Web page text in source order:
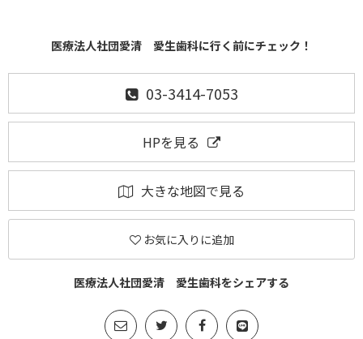
医療法人社団愛清 愛生歯科に行く前にチェック！
03-3414-7053
HPを見る
大きな地図で見る
お気に入りに追加
医療法人社団愛清 愛生歯科をシェアする